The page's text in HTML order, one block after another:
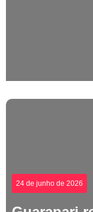
24 de junho de 2026